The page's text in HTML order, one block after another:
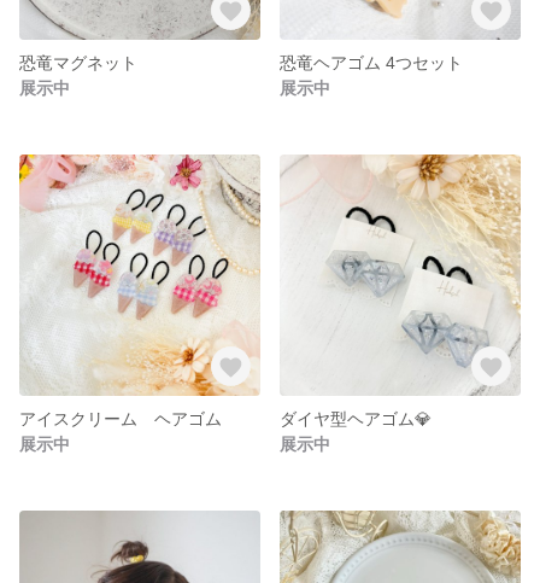
恐竜マグネット
展示中
恐竜ヘアゴム 4つセット
展示中
アイスクリーム ヘアゴム
展示中
ダイヤ型ヘアゴム💎
展示中